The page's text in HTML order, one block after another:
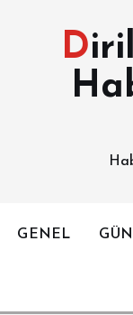
Dirilme.com Taze
GENEL